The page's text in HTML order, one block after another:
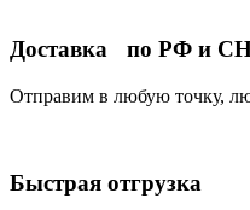
Доставка по РФ и
Отправим в любую точку,
Быстрая отгрузка